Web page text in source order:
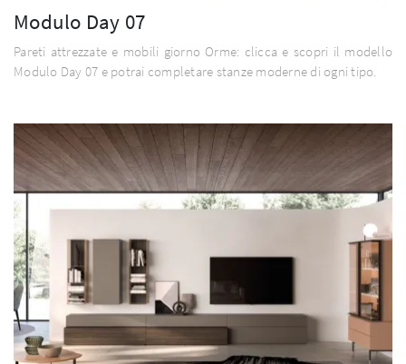
Modulo Day 07
Pareti attrezzate e mobili giorno Orme: clicca e scopri il modello
Modulo Day 07 e potrai completare stanze moderne di ogni tipo.